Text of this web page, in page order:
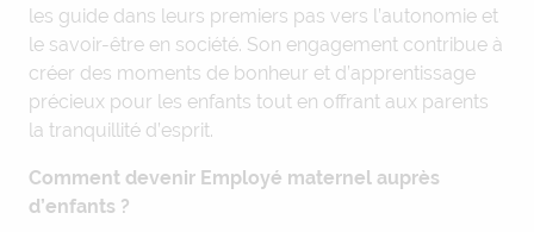
les guide dans leurs premiers pas vers l’autonomie et
le savoir-être en société. Son engagement contribue à
créer des moments de bonheur et d’apprentissage
précieux pour les enfants tout en offrant aux parents
la tranquillité d’esprit.
Comment devenir Employé maternel auprès
d’enfants ?